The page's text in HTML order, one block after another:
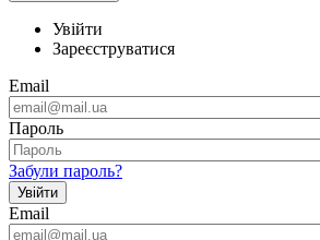
Увійти
Зареєструватися
Email
Пароль
Забули пароль?
Увійти
Email